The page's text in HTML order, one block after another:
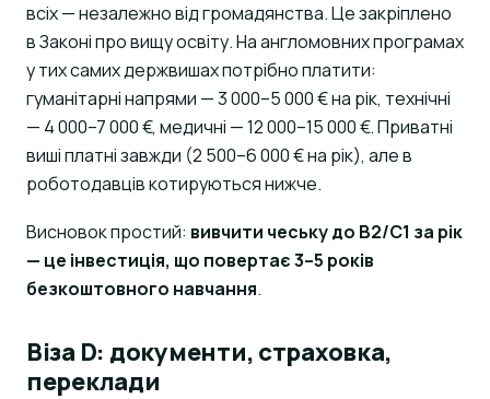
всіх — незалежно від громадянства. Це закріплено
в Законі про вищу освіту. На англомовних програмах
у тих самих держвишах потрібно платити:
гуманітарні напрями — 3 000–5 000 € на рік, технічні
— 4 000–7 000 €, медичні — 12 000–15 000 €. Приватні
виші платні завжди (2 500–6 000 € на рік), але в
роботодавців котируються нижче.
Висновок простий: вивчити чеську до B2/C1 за рік
— це інвестиція, що повертає 3–5 років
безкоштовного навчання.
Віза D: документи, страховка,
переклади